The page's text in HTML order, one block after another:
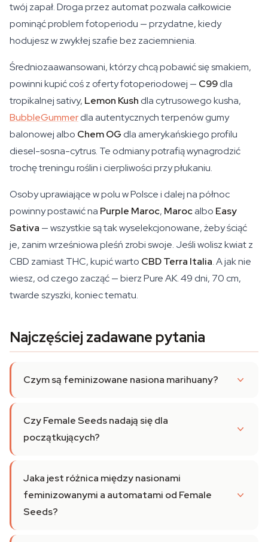
twój zapał. Droga przez automat pozwala całkowicie
pominąć problem fotoperiodu — przydatne, kiedy
hodujesz w zwykłej szafie bez zaciemnienia.
Średniozaawansowani, którzy chcą pobawić się smakiem,
powinni kupić coś z oferty fotoperiodowej — C99dla
tropikalnej sativy, Lemon Kush dla cytrusowego kusha,
BubbleGummerdla autentycznych terpenów gumy
balonowej albo Chem OG dla amerykańskiego profilu
diesel-sosna-cytrus. Te odmiany potrafią wynagrodzić
trochę treningu roślin i cierpliwości przy płukaniu.
Osoby uprawiające w polu w Polsce i dalej na północ
powinny postawić na Purple Maroc, Marocalbo Easy
Sativa — wszystkie są tak wyselekcjonowane, żeby ściąć
je, zanim wrześniowa pleśń zrobi swoje. Jeśli wolisz kwiat z
CBD zamiast THC, kupić warto CBD Terra Italia. A jak nie
wiesz, od czego zacząć — bierz Pure AK. 49 dni, 70 cm,
twarde szyszki, koniec tematu.
Najczęściej zadawane pytania
Czym są feminizowane nasiona marihuany?
Czy Female Seeds nadają się dla
początkujących?
Jaka jest różnica między nasionami
feminizowanymi a automatami od Female
Seeds?